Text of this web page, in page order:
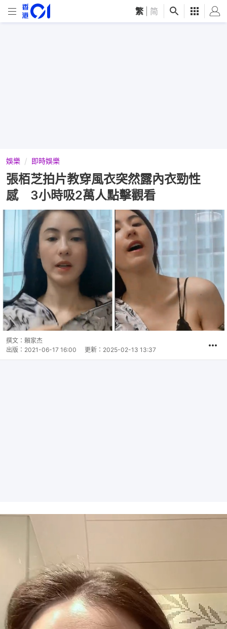
繁 简
娛樂 即時娛樂
張栢芝拍片教穿風衣突然露內衣勁性
感 3小時吸2萬人點擊觀看
撰文： 賴家杰
出版： 2021-06-17 16:00 更新： 2025-02-13 13:37